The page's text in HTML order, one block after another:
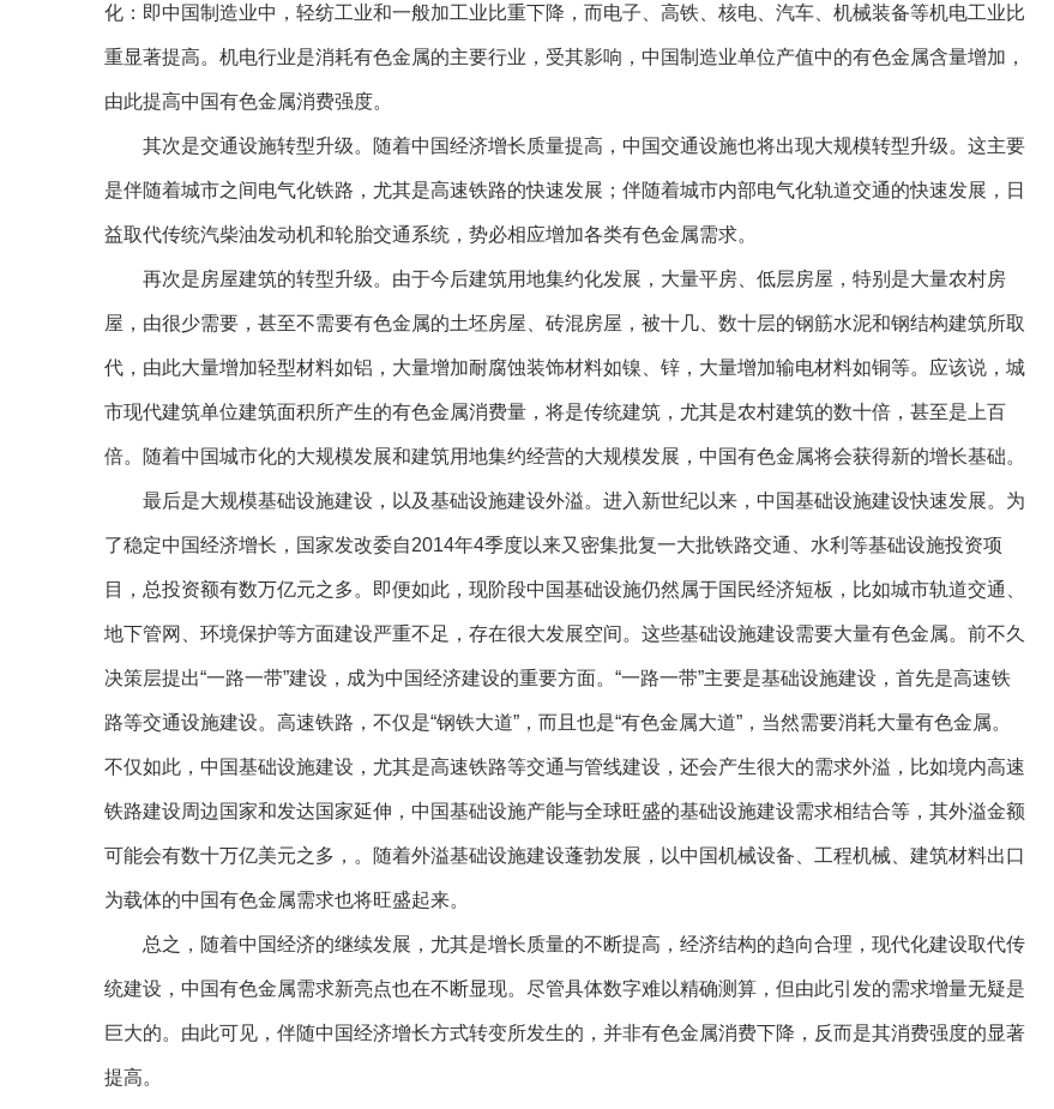
化：即中国制造业中，轻纺工业和一般加工业比重下降，而电子、高铁、核电、汽车、机械装备等机电工业比
重显著提高。机电行业是消耗有色金属的主要行业，受其影响，中国制造业单位产值中的有色金属含量增加，
由此提高中国有色金属消费强度。
其次是交通设施转型升级。随着中国经济增长质量提高，中国交通设施也将出现大规模转型升级。这主要
是伴随着城市之间电气化铁路，尤其是高速铁路的快速发展；伴随着城市内部电气化轨道交通的快速发展，日
益取代传统汽柴油发动机和轮胎交通系统，势必相应增加各类有色金属需求。
再次是房屋建筑的转型升级。由于今后建筑用地集约化发展，大量平房、低层房屋，特别是大量农村房
屋，由很少需要，甚至不需要有色金属的土坯房屋、砖混房屋，被十几、数十层的钢筋水泥和钢结构建筑所取
代，由此大量增加轻型材料如铝，大量增加耐腐蚀装饰材料如镍、锌，大量增加输电材料如铜等。应该说，城
市现代建筑单位建筑面积所产生的有色金属消费量，将是传统建筑，尤其是农村建筑的数十倍，甚至是上百
倍。随着中国城市化的大规模发展和建筑用地集约经营的大规模发展，中国有色金属将会获得新的增长基础。
最后是大规模基础设施建设，以及基础设施建设外溢。进入新世纪以来，中国基础设施建设快速发展。为
了稳定中国经济增长，国家发改委自2014年4季度以来又密集批复一大批铁路交通、水利等基础设施投资项
目，总投资额有数万亿元之多。即便如此，现阶段中国基础设施仍然属于国民经济短板，比如城市轨道交通、
地下管网、环境保护等方面建设严重不足，存在很大发展空间。这些基础设施建设需要大量有色金属。前不久
决策层提出“一路一带”建设，成为中国经济建设的重要方面。“一路一带”主要是基础设施建设，首先是高速铁
路等交通设施建设。高速铁路，不仅是“钢铁大道”，而且也是“有色金属大道”，当然需要消耗大量有色金属。
不仅如此，中国基础设施建设，尤其是高速铁路等交通与管线建设，还会产生很大的需求外溢，比如境内高速
铁路建设周边国家和发达国家延伸，中国基础设施产能与全球旺盛的基础设施建设需求相结合等，其外溢金额
可能会有数十万亿美元之多，。随着外溢基础设施建设蓬勃发展，以中国机械设备、工程机械、建筑材料出口
为载体的中国有色金属需求也将旺盛起来。
总之，随着中国经济的继续发展，尤其是增长质量的不断提高，经济结构的趋向合理，现代化建设取代传
统建设，中国有色金属需求新亮点也在不断显现。尽管具体数字难以精确测算，但由此引发的需求增量无疑是
巨大的。由此可见，伴随中国经济增长方式转变所发生的，并非有色金属消费下降，反而是其消费强度的显著
提高。